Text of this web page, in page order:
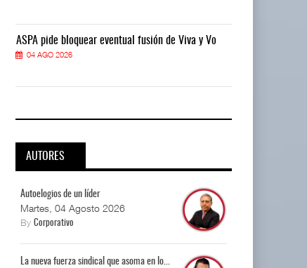
enfrenta rezagos ...
enfrenta rezagos ...
ASPA pide bloquear eventual fusión de Viva y Vo
04 AGO 2026
AUTORES
Autoelogios de un líder
Martes, 04 Agosto 2026
By Corporativo
La nueva fuerza sindical que asoma en lo...